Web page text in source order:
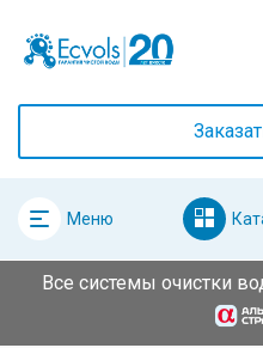
Меню
Все системы очистки